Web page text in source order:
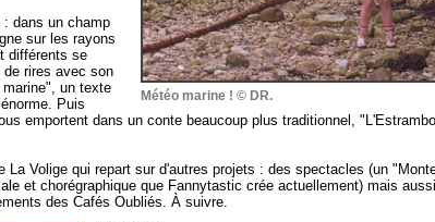
Météo marine ! © DR.
dans un champ
sur les rayons
différents se
rires avec son
un texte
Puis
emportent dans un conte beaucoup plus traditionnel,
La Volige qui repart sur d'autres projets : des spectacles (un
et chorégraphique que Fannytastic crée actuellement) mais
des Cafés Oubliés. À suivre.